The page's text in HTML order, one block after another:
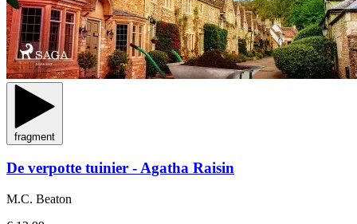
fragment
De verpotte tuinier - Agatha Raisin
M.C. Beaton